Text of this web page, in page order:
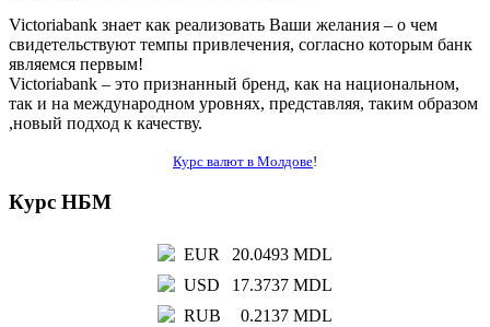
Victoriabank знает как реализовать Ваши желания – о чем
свидетельствуют темпы привлечения, согласно которым банк
являемся первым!
Victoriabank – это признанный бренд, как на национальном,
так и на международном уровнях, представляя, таким образом
,новый подход к качеству.
Курс валют в Молдове!
Курс НБМ
EUR
20.0493 MDL
USD
17.3737 MDL
RUB
0.2137 MDL